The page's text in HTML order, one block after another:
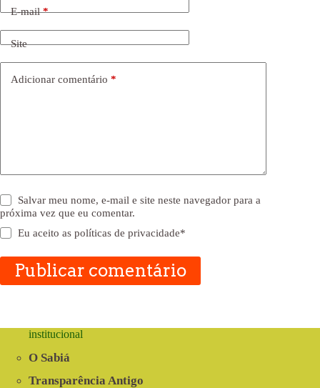
E-mail*
Site
Adicionar comentário *
Salvar meu nome, e-mail e site neste navegador para a
próxima vez que eu comentar.
Eu aceito aspolíticas de privacidade*
Publicar comentário
institucional
O Sabiá
Transparência Antigo